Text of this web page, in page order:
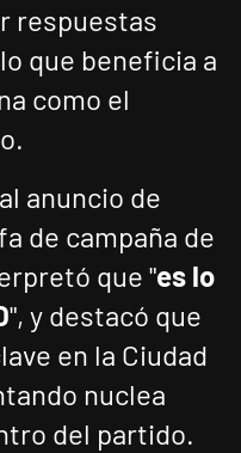
respuestas
que beneficia a
como el
anuncio de
de campaña de
que "es lo
", y destacó que
en la Ciudad
nuclea
del partido.